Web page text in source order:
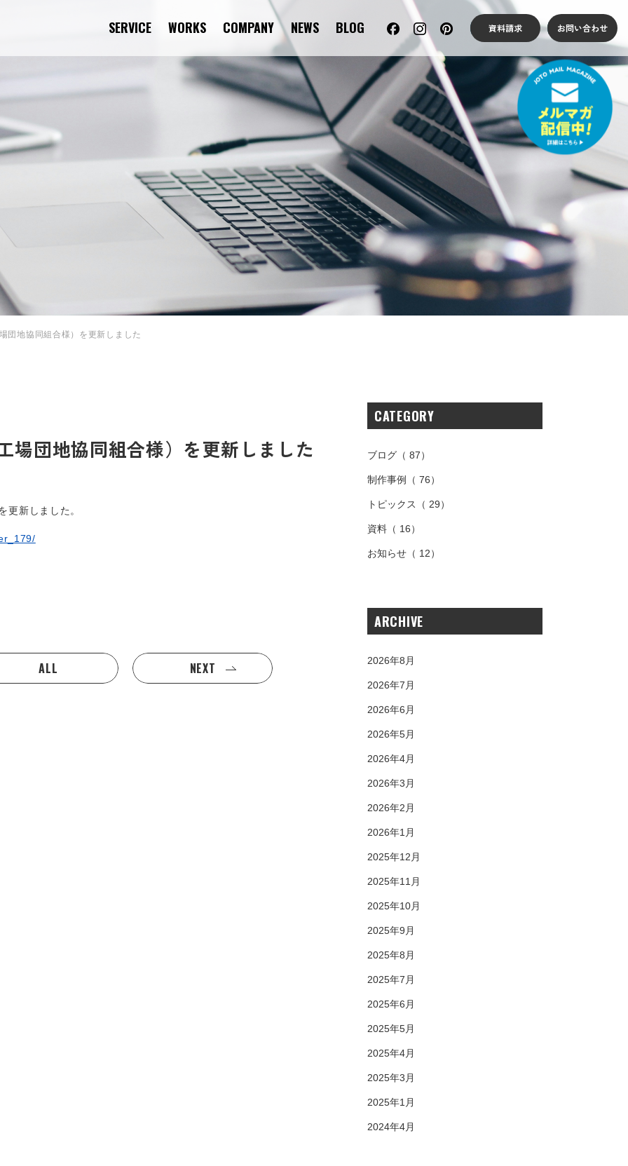
SERVICE WORKS COMPANY NEWS BLOG 資料請求 お問い合わせ
団地協同組合様）を更新しました
場団地協同組合様）を更新しました
更新しました。
ALL NEXT
CATEGORY
ブログ （ 87）
制作事例 （ 76）
トピックス （ 29）
資料 （ 16）
お知らせ （ 12）
ARCHIVE
2026年8月
2026年7月
2026年6月
2026年5月
2026年4月
2026年3月
2026年2月
2026年1月
2025年12月
2025年11月
2025年10月
2025年9月
2025年8月
2025年7月
2025年6月
2025年5月
2025年4月
2025年3月
2025年1月
2024年4月